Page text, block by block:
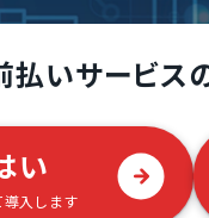
払いサービス
い
入します